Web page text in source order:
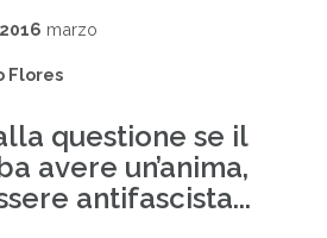
marzo
Flores
questione se il
avere un’anima,
antifascista...